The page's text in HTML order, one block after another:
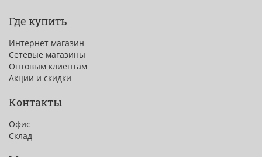
Где купить
Интернет магазин
Сетевые магазины
Оптовым клиентам
Акции и скидки
Контакты
Офис
Склад